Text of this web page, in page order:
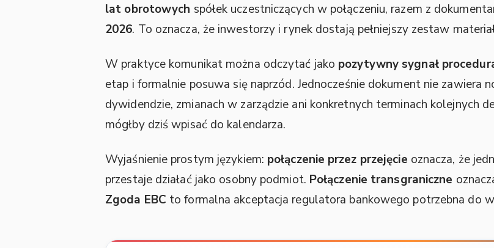
lat obrotowych spółek uczestniczących w połączeniu, razem z
2026. To oznacza, że inwestorzy i rynek dostają pełniejszy zestaw
W praktyce komunikat można odczytać jako pozytywny sygnał
etap i formalnie posuwa się naprzód. Jednocześnie dokument nie zawiera
dywidendzie, zmianach w zarządzie ani konkretnych terminach kolejnych
mógłby dziś wpisać do kalendarza.
Wyjaśnienie prostym językiem: połączenie przez przejęcie oznacza, że
przestaje działać jako osobny podmiot. Połączenie transgraniczne
Zgoda EBC to formalna akceptacja regulatora bankowego potrzebna do